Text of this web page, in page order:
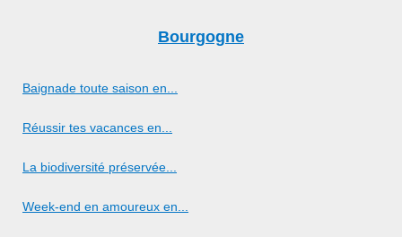
Bourgogne
Baignade toute saison en...
Réussir tes vacances en...
La biodiversité préservée...
Week-end en amoureux en...